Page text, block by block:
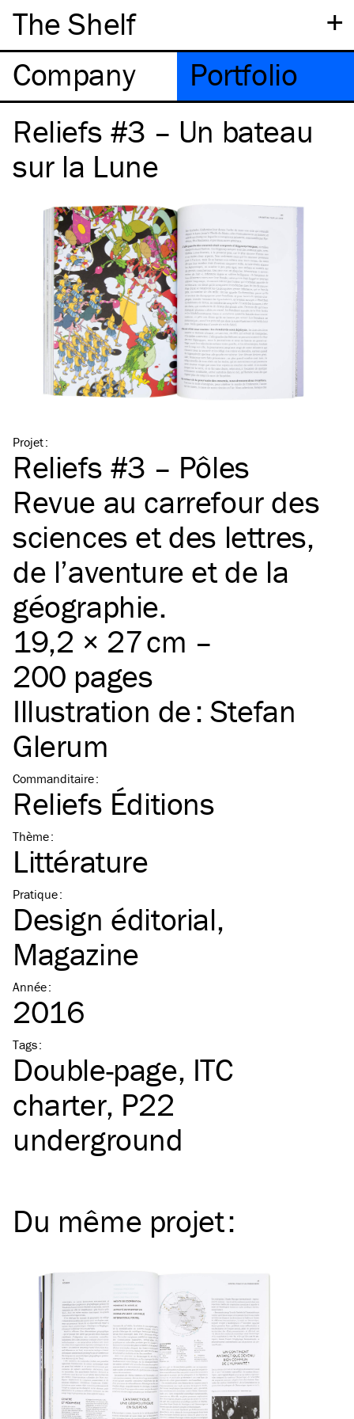
+
The Shelf
Company
Portfolio
Reliefs #3 – Un bateau
sur la Lune
Projet:
Reliefs #3 – Pôles
Revue au carrefour des
sciences et des lettres,
de l’aventure et de la
géographie.
19,2 × 27 cm –
200 pages
Illustration de : Stefan
Glerum
Commanditaire:
Reliefs Éditions
Thème:
Littérature
Pratique:
Design éditorial
Magazine
Année:
2016
Tags:
Double-page ITC
charter P22
underground
Du même projet: